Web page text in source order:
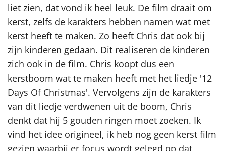
liet zien, dat vond ik heel leuk. De film draait om
kerst, zelfs de karakters hebben namen wat met
kerst heeft te maken. Zo heeft Chris dat ook bij
zijn kinderen gedaan. Dit realiseren de kinderen
zich ook in de film. Chris koopt dus een
kerstboom wat te maken heeft met het liedje '12
Days Of Christmas'. Vervolgens zijn de karakters
van dit liedje verdwenen uit de boom, Chris
denkt dat hij 5 gouden ringen moet zoeken. Ik
vind het idee origineel, ik heb nog geen kerst film
gezien waarbij er focus wordt gelegd op dat